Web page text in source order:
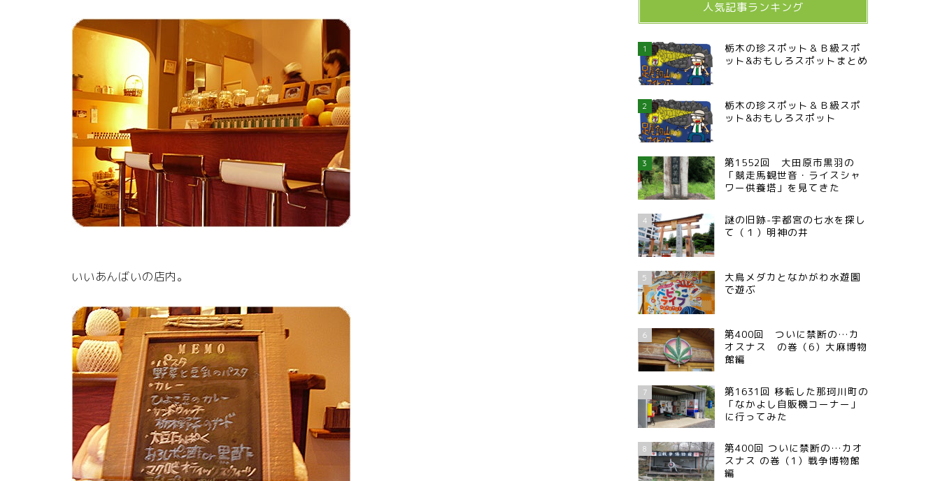
いいあんばいの店内。
人気記事ランキング
1
栃木の珍スポット＆Ｂ級スポ
ット&おもしろスポットまとめ
2
栃木の珍スポット＆Ｂ級スポ
ット&おもしろスポット
3
第1552回 大田原市黒羽の
「競走馬観世音・ライスシャ
ワー供養塔」を見てきた
4
謎の旧跡-宇都宮の七水を探し
て（１）明神の井
5
大鳥メダカとなかがわ水遊園
で遊ぶ
6
第400回 ついに禁断の…カ
オスナス の巻（6）大麻博物
館編
7
第1631回 移転した那珂川町の
「なかよし自販機コーナー」
に行ってみた
8
第400回 ついに禁断の…カオ
スナス の巻（1）戦争博物館
編